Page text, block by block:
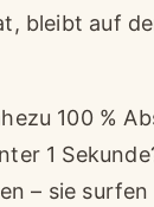
bleibt auf
100 %
1
– sie